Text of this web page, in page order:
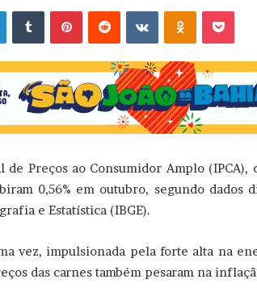
Linkedin VK OK
de Preços ao Consumidor Amplo
0,56% em outubro, segundo
e Estatística (IBGE).
vez, impulsionada pela forte alta na
das carnes também pesaram na